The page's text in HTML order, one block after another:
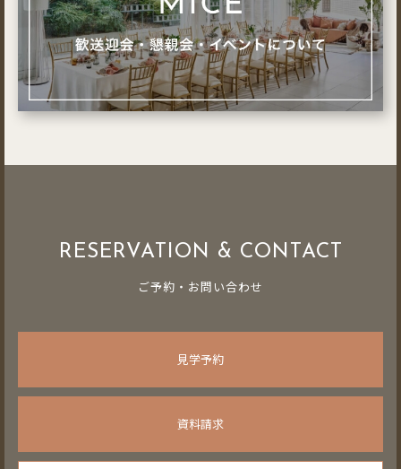
RESERVATION & CONTACT
ご予約・お問い合わせ
見学予約
資料請求